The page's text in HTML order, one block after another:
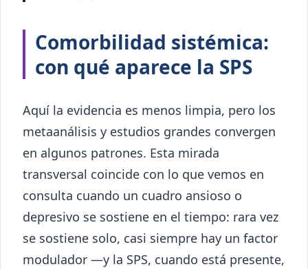
Comorbilidad sistémica:
con qué aparece la SPS
Aquí la evidencia es menos limpia, pero los
metaanálisis y estudios grandes convergen
en algunos patrones. Esta mirada
transversal coincide con lo que vemos en
consulta cuando un cuadro ansioso o
depresivo se sostiene en el tiempo: rara vez
se sostiene solo, casi siempre hay un factor
modulador —y la SPS, cuando está presente,